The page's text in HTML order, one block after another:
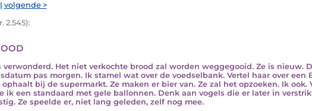
volgende >
2.545):
verwonderd. Het niet verkochte brood zal worden weggegooid. Ze is nieuw.
pas morgen. Ik stamel wat over de voedselbank. Vertel haar over een
bij de supermarkt. Ze maken er bier van. Ze zal het opzoeken. Ik ook.
ik een standaard met gele ballonnen. Denk aan vogels die er later in
Ze speelde er, niet lang geleden, zelf nog mee.